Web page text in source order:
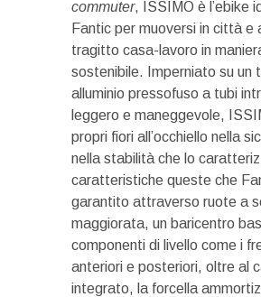
commuter, ISSIMO è l’ebike
Fantic per muoversi in città e
tragitto casa-lavoro in
sostenibile. Imperniato su un
alluminio pressofuso a tubi
leggero e maneggevole,
propri fiori all’occhiello nella
nella stabilità che lo
caratteristiche queste che
garantito attraverso ruote a
maggiorata, un baricentro
componenti di livello come i
anteriori e posteriori, oltre al
integrato, la forcella